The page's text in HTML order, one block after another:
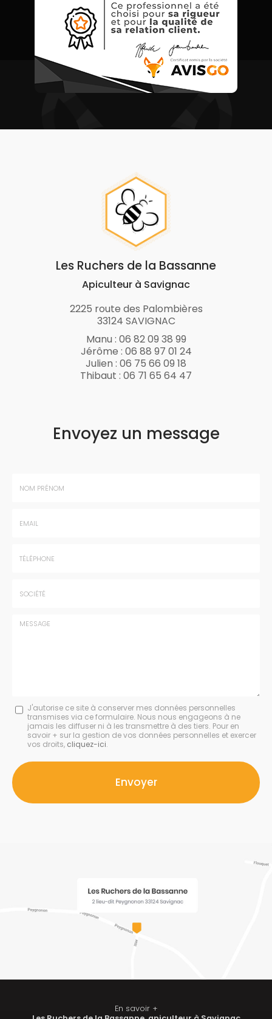
Les Ruchers de la Bassanne
Apiculteur à Savignac
2225 route des Palombières
33124 SAVIGNAC
Manu : 06 82 09 38 99
Jérôme : 06 88 97 01 24
Julien : 06 75 66 09 18
Thibaut : 06 71 65 64 47
Envoyez un message
Message
J'autorise ce site à conserver mes données personnelles
transmises via ce formulaire. Nous nous engageons à ne
jamais les diffuser ni à les transmettre à des tiers. Pour en
savoir + sur la gestion de vos données personnelles et exercer
vos droits, cliquez-ici.
Acceptation
RGPD
*
Envoyer
En savoir +